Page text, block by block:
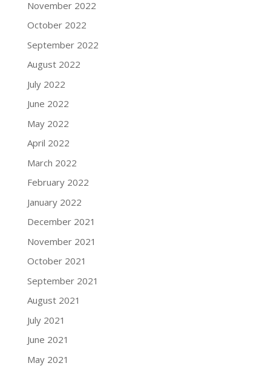
November 2022
October 2022
September 2022
August 2022
July 2022
June 2022
May 2022
April 2022
March 2022
February 2022
January 2022
December 2021
November 2021
October 2021
September 2021
August 2021
July 2021
June 2021
May 2021